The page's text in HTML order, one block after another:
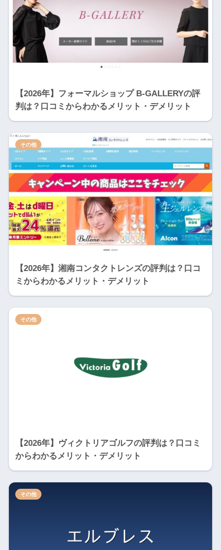
【2026年】フォーマルショップ B-GALLERYの評
判は？口コミからわかるメリット・デメリット
【2026年】湘南コンタクトレンズの評判は？口コ
ミからわかるメリット・デメリット
その他
【2026年】ヴィクトリアゴルフの評判は？口コミ
からわかるメリット・デメリット
その他
その他